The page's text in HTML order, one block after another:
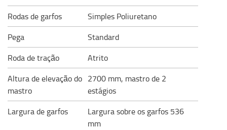
Rodas de garfos
Simples Poliuretano
Pega
Standard
Roda de tração
Atrito
Altura de elevação do
mastro
2700 mm, mastro de 2
estágios
Largura de garfos
Largura sobre os garfos 536
mm